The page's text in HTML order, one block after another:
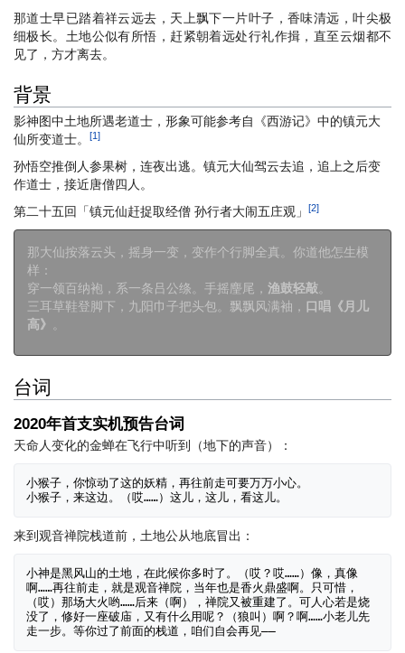
那道士早已踏着祥云远去，天上飘下一片叶子，香味清远，叶尖极
细极长。土地公似有所悟，赶紧朝着远处行礼作揖，直至云烟都不
见了，方才离去。
背景
影神图中土地所遇老道士，形象可能参考自《西游记》中的镇元大
仙所变道士。
[1]
孙悟空推倒人参果树，连夜出逃。镇元大仙驾云去追，追上之后变
作道士，接近唐僧四人。
第二十五回「镇元仙赶捉取经僧 孙行者大闹五庄观」
[2]
那大仙按落云头，摇身一变，变作个行脚全真。你道他怎生模
样：
穿一领百纳袍，系一条吕公绦。手摇麈尾， 渔鼓轻敲。
三耳草鞋登脚下，九阳巾子把头包。飘飘风满袖， 口唱《月儿
高》 。
台词
2020年首支实机预告台词
天命人变化的金蝉在飞行中听到（地下的声音）：
小猴子，你惊动了这的妖精，再往前走可要万万小心。
来到观音禅院栈道前，土地公从地底冒出：
小神是黑风山的土地，在此候你多时了。（哎？哎……）像，真像
啊……再往前走，就是观音禅院，当年也是香火鼎盛啊。只可惜，
（哎）那场大火哟……后来（啊），禅院又被重建了。可人心若是烧
没了，修好一座破庙，又有什么用呢？（狼叫）啊？啊……小老儿先